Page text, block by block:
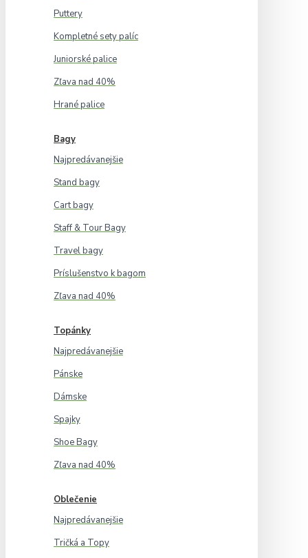
Puttery
Kompletné sety palíc
Juniorské palice
Zľava nad 40%
Hrané palice
Bagy
Najpredávanejšie
Stand bagy
Cart bagy
Staff & Tour Bagy
Travel bagy
Príslušenstvo k bagom
Zľava nad 40%
Topánky
Najpredávanejšie
Pánske
Dámske
Spajky
Shoe Bagy
Zľava nad 40%
Oblečenie
Najpredávanejšie
Tričká a Topy